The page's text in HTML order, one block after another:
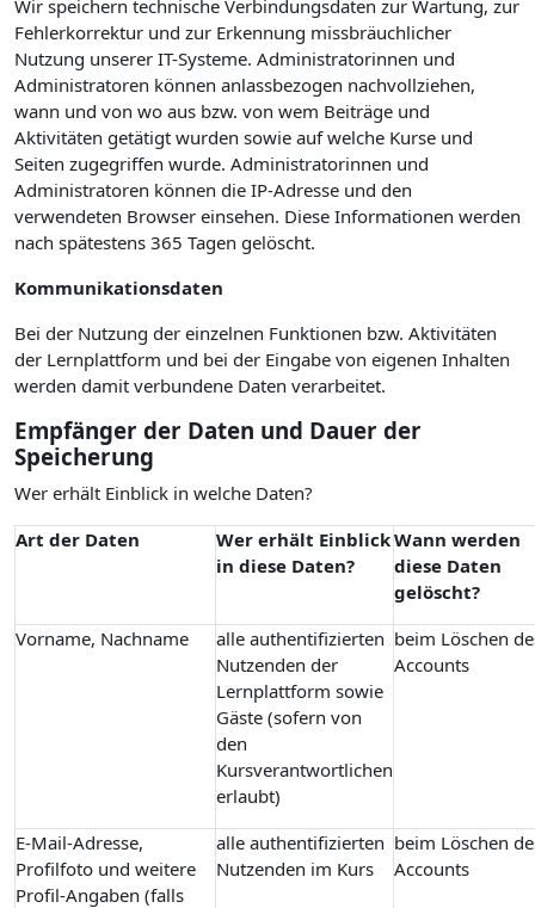
Wir speichern technische Verbindungsdaten zur Wartung, zur
Fehlerkorrektur und zur Erkennung missbräuchlicher
Nutzung unserer IT-Systeme. Administratorinnen und
Administratoren können anlassbezogen nachvollziehen,
wann und von wo aus bzw. von wem Beiträge und
Aktivitäten getätigt wurden sowie auf welche Kurse und
Seiten zugegriffen wurde. Administratorinnen und
Administratoren können die IP-Adresse und den
verwendeten Browser einsehen. Diese Informationen werden
nach spätestens 365 Tagen gelöscht.
Kommunikationsdaten
Bei der Nutzung der einzelnen Funktionen bzw. Aktivitäten
der Lernplattform und bei der Eingabe von eigenen Inhalten
werden damit verbundene Daten verarbeitet.
Empfänger der Daten und Dauer der
Speicherung
Wer erhält Einblick in welche Daten?
Art der Daten
Wer erhält Einblick
in diese Daten?
Wann werden
diese Daten
gelöscht?
Vorname, Nachname
alle authentifizierten
Nutzenden der
Lernplattform sowie
Gäste (sofern von
den
Kursverantwortlichen
erlaubt)
beim Löschen
Accounts
E-Mail-Adresse,
Profilfoto und weitere
Profil-Angaben (falls
alle authentifizierten
Nutzenden im Kurs
beim Löschen
Accounts